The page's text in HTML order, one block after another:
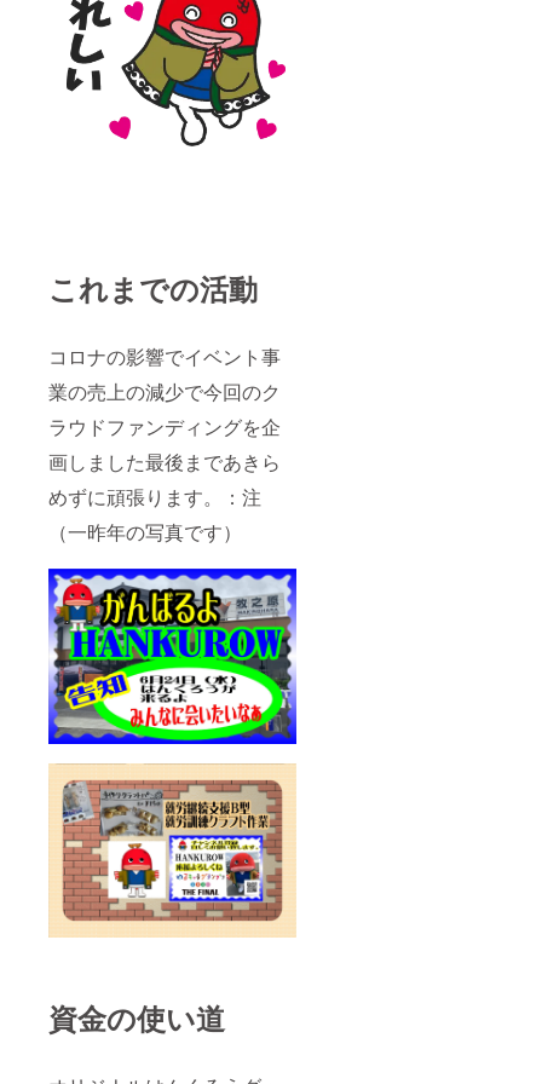
これまでの活動
コロナの影響でイベント事
業の売上の減少で今回のク
ラウドファンディングを企
画しました最後まであきら
めずに頑張ります。：注
（一昨年の写真です）
資金の使い道